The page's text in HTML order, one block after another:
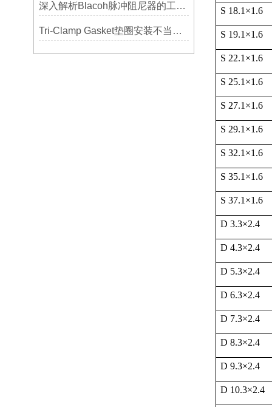
深入解析Blacoh脉冲阻尼器的工作原理与应用
Tri-Clamp Gasket垫圈安装不当导致的泄漏问题及预防
S 18.1 ×1.6
S 19.1 ×1.6
S 22.1 ×1.6
S 25.1 ×1.6
S 27.1 ×1.6
S 29.1 ×1.6
S 32.1 ×1.6
S 35.1 ×1.6
S 37.1 ×1.6
D 3.3×2.4
D 4.3×2.4
D 5.3×2.4
D 6.3×2.4
D 7.3×2.4
D 8.3×2.4
D 9.3×2.4
D 10.3×2.4